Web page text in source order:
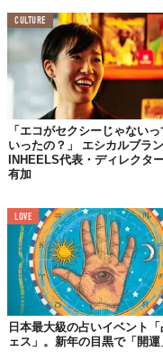
CULTURE
「エコがセクシーじゃない
いったの？」 エシカルブラ
INHEELS代表・ディレクタ
有加
LOVE
日本最大級の占いイベント「
ェス」。新年の目黒で「開運